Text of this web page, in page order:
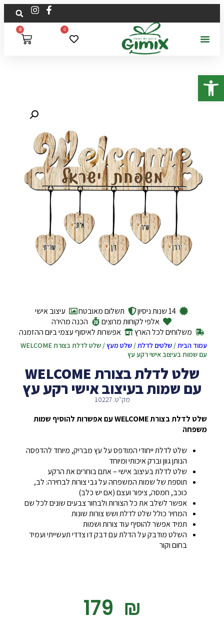
פתח סרגל נגישות
0
0
14 שנות ניסיון תשלום מאובטח
עיצוב אישי
אלפי לקוחות מרוצים
הכנה מהירה
משלוחים לכל הארץ
אפשרות לאיסוף עצמי ביום ההזמנה
עמוד הבית/שלטים לדלת/שלט מעץ
/ שלט לדלת בצורת WELCOME
עם שמות בעיצוב אישי רקע עץ
שלט לדלת בצורת WELCOME
עם שמות בעיצוב אישי רקע עץ
מק"ט: 10227
שלט לדלת בצורת WELCOME עם אפשרות להוסיף שמות
משפחה
שלט לדלת ייחודי המודפס על עץ מבריק, מיוחד להדפסה
הנותן גוון וברק איכותי ומיוחד
שלט לדלת בעיצוב אישי – אתם בוחרים את הרקע
תוספת של שמות המשפחה על גבי צורות לבחירה: לב,
כוכב, חמסה, ציפור ועצם (אם יש כלב)
אפשר לשלב את כל הצורות ולבחור צבעים שונים לכל שם
המחיר כולל שלט לדלת ושש צורות שונות
תמיד אפשר להוסיף עוד צורות ושמות
השלט מודבק על הדלת עם דבק דו צדדי תעשייתי ועמיד
בחום וקור
‎179 ₪